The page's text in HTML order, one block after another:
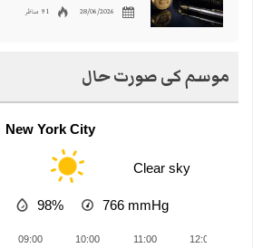
28/06/2026 91 مناظر
موسم کی صورت حال
New York City
Clear sky
98% 766 mmHg
09:00 10:00 11:00 12:00